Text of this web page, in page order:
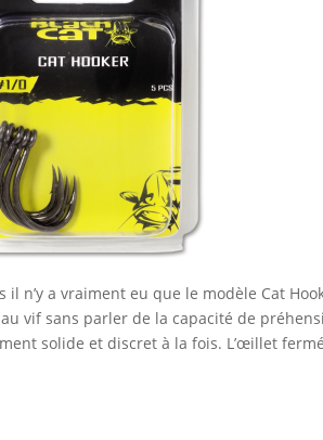
il n’y a vraiment eu que le modèle Cat
vif sans parler de la capacité de
solide et discret à la fois. L’œillet